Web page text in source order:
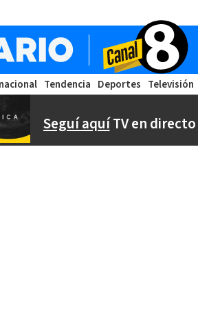
Tendencia Deportes Televisión
Seguí aquíTV en directo